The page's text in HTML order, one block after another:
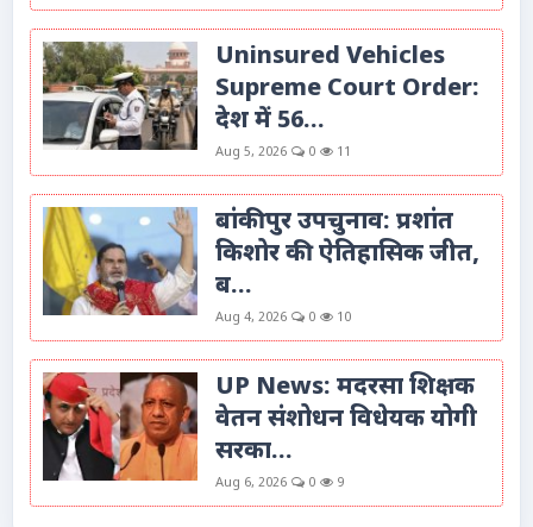
Uninsured Vehicles
Supreme Court Order:
देश में 56...
Aug 5, 2026 0 11
बांकीपुर उपचुनाव: प्रशांत
किशोर की ऐतिहासिक जीत,
ब...
Aug 4, 2026 0 10
UP News: मदरसा शिक्षक
वेतन संशोधन विधेयक योगी
सरका...
Aug 6, 2026 0 9